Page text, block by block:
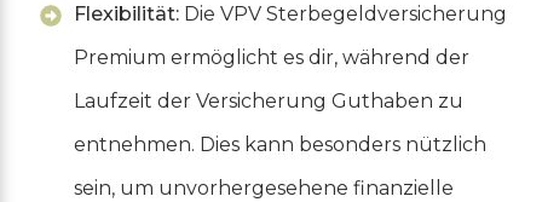
Flexibilität: Die VPV Sterbegeldversicherung
Premium ermöglicht es dir, während der
Laufzeit der Versicherung Guthaben zu
entnehmen. Dies kann besonders nützlich
sein, um unvorhergesehene finanzielle